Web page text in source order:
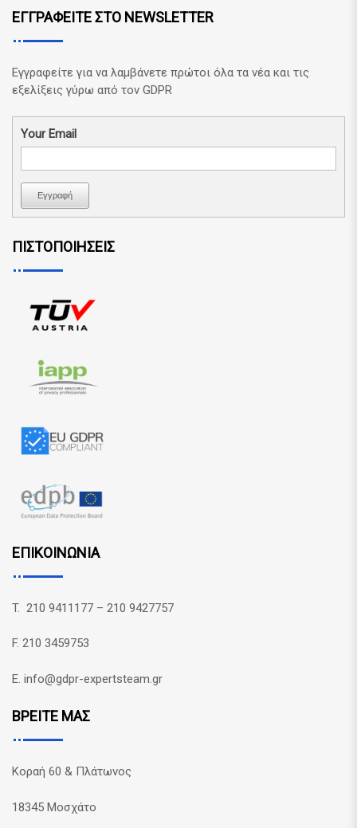
ΕΓΓΡΑΦΕΙΤΕ ΣΤΟ NEWSLETTER
Εγγραφείτε για να λαμβάνετε πρώτοι όλα τα νέα και τις
εξελίξεις γύρω από τον GDPR
Your Email
Εγγραφή
ΠΙΣΤΟΠΟΙΗΣΕΙΣ
ΕΠΙΚΟΙΝΩΝΙΑ
T. 210 9411177 – 210 9427757
F. 210 3459753
E. info@gdpr-expertsteam.gr
ΒΡΕΙΤΕ ΜΑΣ
Κοραή 60 & Πλάτωνος
18345 Μοσχάτο